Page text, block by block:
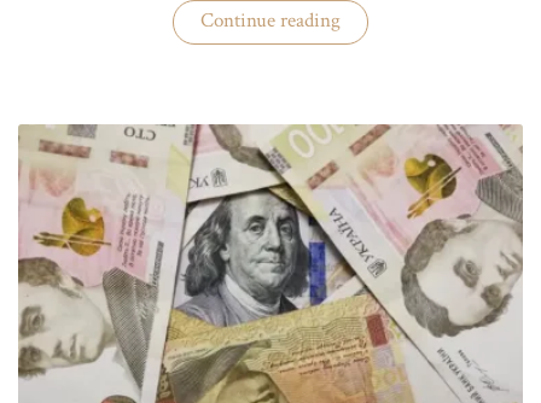
Continue reading«Глава
ГУР
пост»